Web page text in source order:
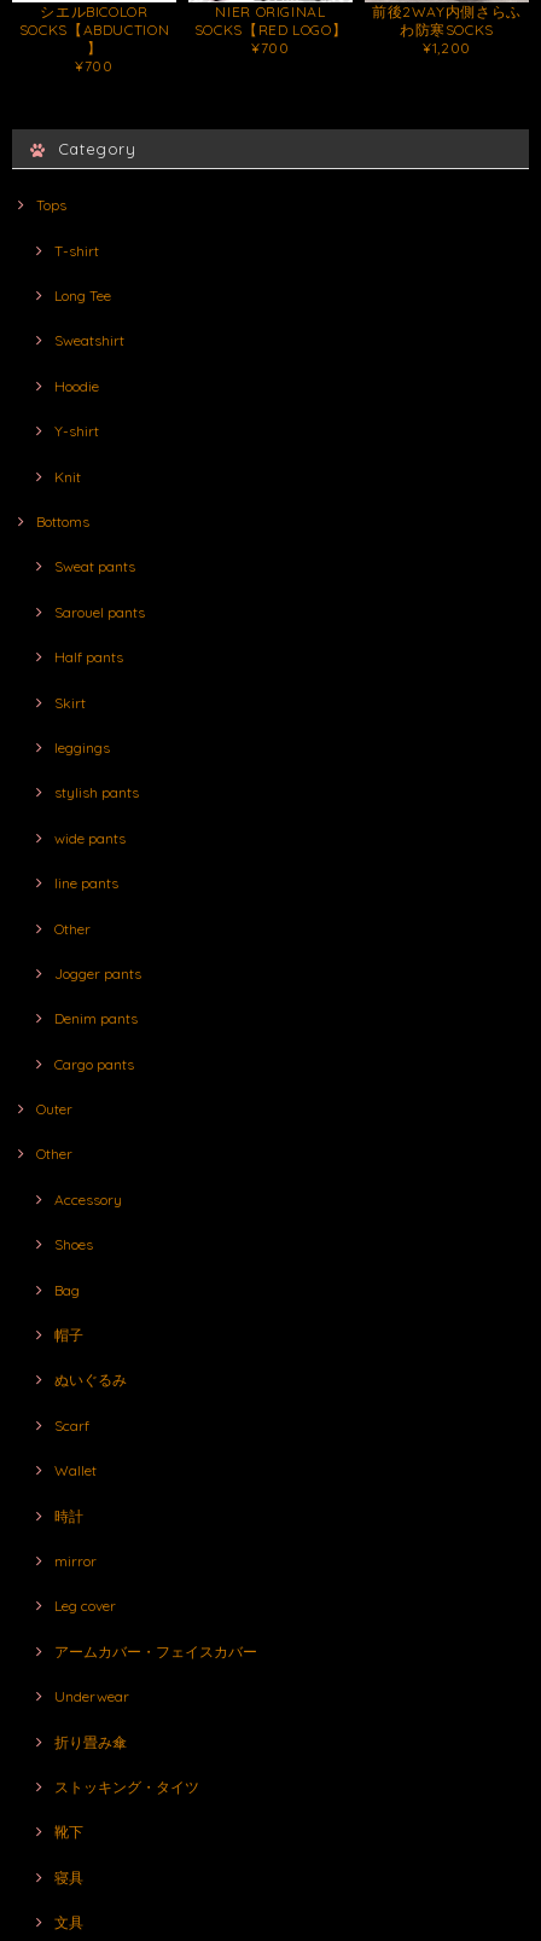
シエルBICOLOR
SOCKS【ABDUCTION
】
¥700
NIER ORIGINAL
SOCKS【RED LOGO】
¥700
前後2WAY内側さらふ
わ防寒SOCKS
¥1,200
Category
Tops
T-shirt
Long Tee
Sweatshirt
Hoodie
Y-shirt
Knit
Bottoms
Sweat pants
Sarouel pants
Half pants
Skirt
leggings
stylish pants
wide pants
line pants
Other
Jogger pants
Denim pants
Cargo pants
Outer
Other
Accessory
Shoes
Bag
帽子
ぬいぐるみ
Scarf
Wallet
時計
mirror
Leg cover
アームカバー・フェイスカバー
Underwear
折り畳み傘
ストッキング・タイツ
靴下
寝具
文具